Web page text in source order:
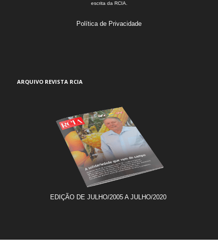
escrita da RCIA.
Política de Privacidade
ARQUIVO REVISTA RCIA
EDIÇÃO DE JULHO/2005 A JULHO/2020